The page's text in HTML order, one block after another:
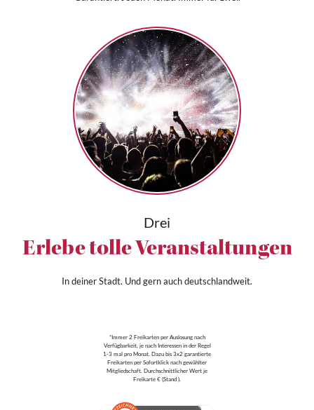
Drei
Erlebe tolle Veranstaltungen
In deiner Stadt. Und gern auch deutschlandweit.
*Immer 2 Freikarten per Auslosung nach
Verfügbarkeit, je nach Interessen in der Regel
1-3 mal pro Monat. Dazu bis 3x2 garantierte
Freikarten per Sofortklick nach gewählter
Mitgliedschaft. Durchschnittlicher Wert je
Freikarte € (Stand ).